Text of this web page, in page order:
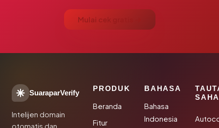
Mulai cek gratis →
SuaraparVerify
Intelijen domain
otomatis dan
PRODUK
Beranda
Fitur
BAHASA
Bahasa
Indonesia